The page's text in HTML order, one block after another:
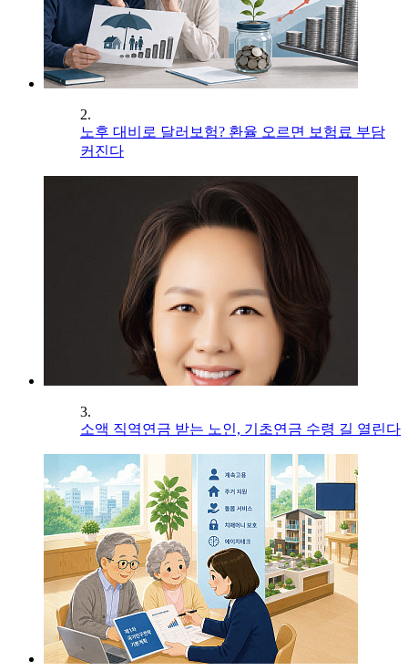
2.
노후 대비로 달러보험? 환율 오르면 보험료 부담
커진다
3.
소액 직역연금 받는 노인, 기초연금 수령 길 열린다